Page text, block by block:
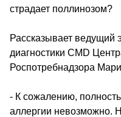
страдает поллинозом?
Рассказывает ведущий
диагностики CMD
Роспотребнадзора
- К сожалению,
аллергии невозможно.